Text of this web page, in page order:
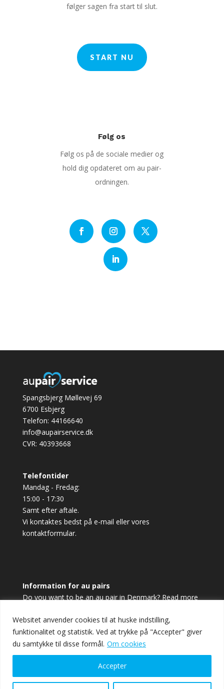
Websitet anvender cookies til at huske indstilling,
funktionalitet og statistik. Ved at trykke på "Accepter" giver
du samtykke til disse formål. Om cookies
Accepter
følger sagen fra start til slut.
START NU
Følg os
Følg os på de sociale medier og
hold dig opdateret om au pair-
ordningen.
Spangsbjerg Møllevej 69
6700 Esbjerg
Telefon: 44166640
info@aupairservice.dk
CVR: 40393668
Telefontider
Mandag - Fredag:
15:00 - 17:30
Samt efter aftale.
Vi kontaktes bedst på e-mail eller vores
kontaktformular.
Information for au pairs
Do you want to be an au pair in Denmark? Read more
Sign up